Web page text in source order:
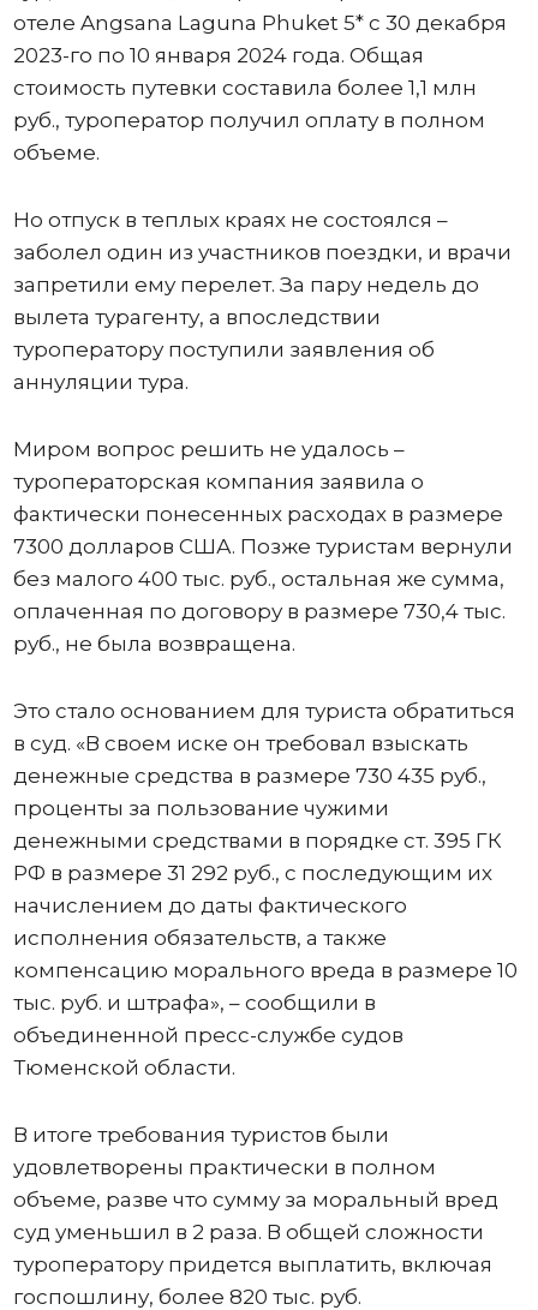
отеле Angsana Laguna Phuket 5* с 30 декабря
2023-го по 10 января 2024 года. Общая
стоимость путевки составила более 1,1 млн
руб., туроператор получил оплату в полном
объеме.
Но отпуск в теплых краях не состоялся –
заболел один из участников поездки, и врачи
запретили ему перелет. За пару недель до
вылета турагенту, а впоследствии
туроператору поступили заявления об
аннуляции тура.
Миром вопрос решить не удалось –
туроператорская компания заявила о
фактически понесенных расходах в размере
7300 долларов США. Позже туристам вернули
без малого 400 тыс. руб., остальная же сумма,
оплаченная по договору в размере 730,4 тыс.
руб., не была возвращена.
Это стало основанием для туриста обратиться
в суд. «В своем иске он требовал взыскать
денежные средства в размере 730 435 руб.,
проценты за пользование чужими
денежными средствами в порядке ст. 395 ГК
РФ в размере 31 292 руб., с последующим их
начислением до даты фактического
исполнения обязательств, а также
компенсацию морального вреда в размере 10
тыс. руб. и штрафа», – сообщили в
объединенной пресс-службе судов
Тюменской области.
В итоге требования туристов были
удовлетворены практически в полном
объеме, разве что сумму за моральный вред
суд уменьшил в 2 раза. В общей сложности
туроператору придется выплатить, включая
госпошлину, более 820 тыс. руб.